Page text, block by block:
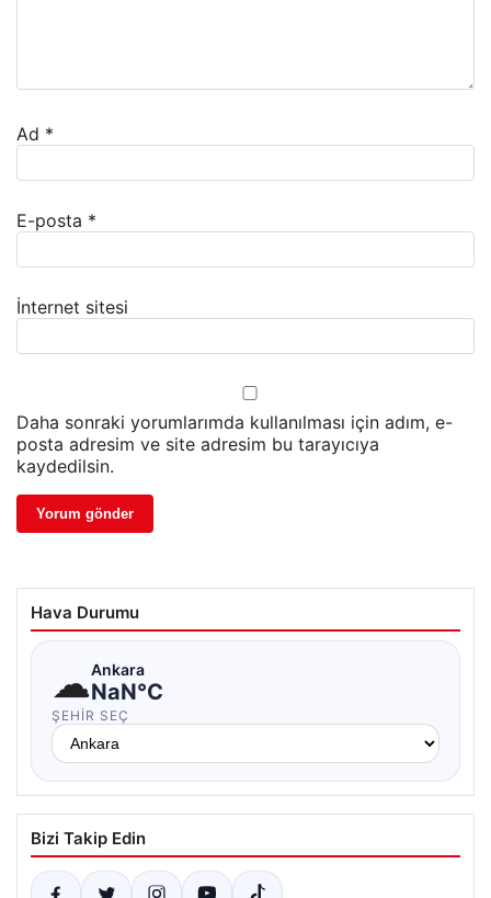
Ad *
E-posta *
İnternet sitesi
Daha sonraki yorumlarımda kullanılması için adım, e-
posta adresim ve site adresim bu tarayıcıya
kaydedilsin.
Hava Durumu
☁Ankara
NaN°C
ŞEHIR SEÇ
Bizi Takip Edin